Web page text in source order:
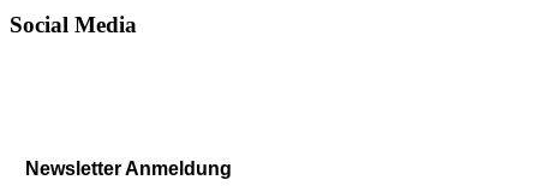
Social Media
Newsletter Anmeldung